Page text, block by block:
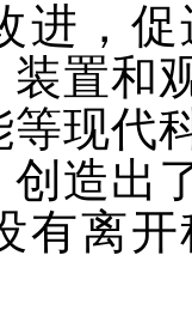
进，
装置和
现代
造出
有离